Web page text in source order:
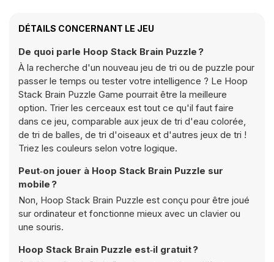
DÉTAILS CONCERNANT LE JEU
De quoi parle Hoop Stack Brain Puzzle ?
À la recherche d'un nouveau jeu de tri ou de puzzle pour
passer le temps ou tester votre intelligence ? Le Hoop
Stack Brain Puzzle Game pourrait être la meilleure
option. Trier les cerceaux est tout ce qu'il faut faire
dans ce jeu, comparable aux jeux de tri d'eau colorée,
de tri de balles, de tri d'oiseaux et d'autres jeux de tri !
Triez les couleurs selon votre logique.
Peut‑on jouer à Hoop Stack Brain Puzzle sur
mobile ?
Non, Hoop Stack Brain Puzzle est conçu pour être joué
sur ordinateur et fonctionne mieux avec un clavier ou
une souris.
Hoop Stack Brain Puzzle est‑il gratuit ?